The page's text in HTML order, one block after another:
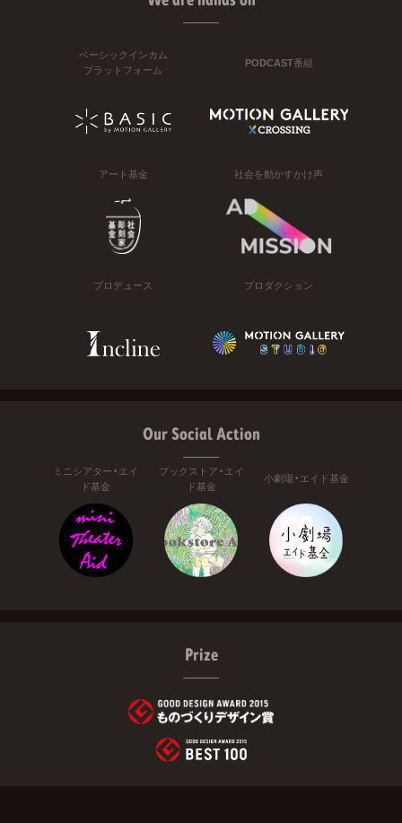
ベーシックインカム
プラットフォーム
PODCAST番組
アート基金 社会を動かすかけ声
プロデュース プロダクション
Our Social Action
ミニシアター・エイ
ド基金
ブックストア・エイ
ド基金
小劇場・エイド基金
Prize